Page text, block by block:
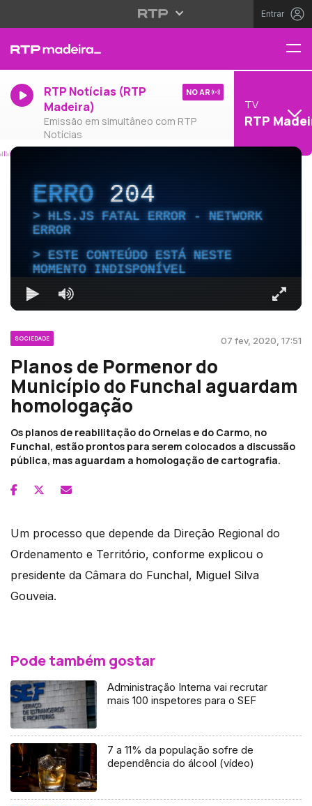
Entrar
RTP Notícias (RTP
Madeira)
Emissão em simultâneo com RTP
Notícias
NO AR
TV
RTP
ERRO204
HLS.JS FATAL ERROR - NETWORK
ERROR
ESTE CONTEÚDO ESTÁ NESTE
MOMENTO INDISPONÍVEL
SOCIEDADE 07 fev, 2020, 17:51
Planos de Pormenor do
Município do Funchal aguardam
homologação
Os planos de reabilitação do Ornelas e do Carmo, no
Funchal, estão prontos para serem colocados a discussão
pública, mas aguardam a homologação de cartografia.
Um processo que depende da Direção Regional do
Ordenamento e Território, conforme explicou o
presidente da Câmara do Funchal, Miguel Silva
Gouveia.
Pode também gostar
Administração Interna vai recrutar
mais 100 inspetores para o SEF
7 a 11% da população sofre de
dependência do álcool (vídeo)